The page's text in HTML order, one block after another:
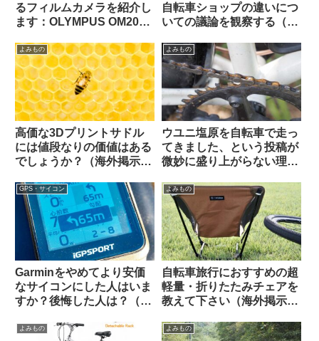
るフィルムカメラを紹介し
ます：OLYMPUS OM2000
F3.5
自転車ショップの違いにつ
いての議論を観察する（海
よみもの
高価な3Dプリントサドル
には値段なりの価値はある
でしょうか？（海外掲示板
よみもの
ウユニ塩原を自転車で走っ
てきました、という投稿が
微妙に盛り上がらない理由
GPS・サイコン
Garminをやめてより安価
なサイコンにした人はいま
すか？後悔した人は？（海
iGPSportの最新評価】
よみもの
自転車旅行におすすめの超
軽量・折りたたみチェアを
教えて下さい（海外掲示板
モデルの使用感】
よみもの よみもの